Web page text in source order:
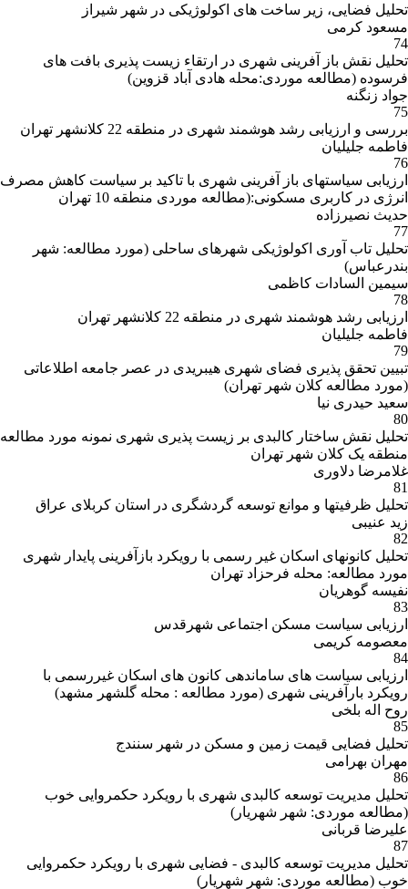
تحلیل فضایی، زیر ساخت های اکولوژیکی در شهر شیراز
مسعود کرمی
74
تحلیل نقش باز آفرینی شهری در ارتقاء زیست پذیری بافت های
فرسوده (مطالعه موردی:محله هادی آباد قزوین)
جواد زنگنه
75
بررسی و ارزیابی رشد هوشمند شهری در منطقه 22 کلانشهر تهران
فاطمه جلیلیان
76
ارزیابی سیاستهای باز آفرینی شهری با تاکید بر سیاست کاهش مصرف
انرژی در کاربری مسکونی:(مطالعه موردی منطقه 10 تهران
حدیث نصیرزاده
77
تحلیل تاب آوری اکولوژیکی شهرهای ساحلی (مورد مطالعه: شهر
بندرعباس)
سیمین السادات کاظمی
78
ارزیابی رشد هوشمند شهری در منطقه 22 کلانشهر تهران
فاطمه جلیلیان
79
تبیین تحقق پذیری فضای شهری هیبریدی در عصر جامعه اطلاعاتی
(مورد مطالعه کلان شهر تهران)
سعید حیدری نیا
80
تحلیل نقش ساختار کالبدی بر زیست پذیری شهری نمونه مورد مطالعه
منطقه یک کلان شهر تهران
غلامرضا دلاوری
81
تحلیل ظرفیتها و موانع توسعه گردشگری در استان کربلای عراق
زید عنیبی
82
تحلیل کانونهای اسکان غیر رسمی با رویکرد بازآفرینی پایدار شهری
مورد مطالعه: محله فرحزاد تهران
نفیسه گوهریان
83
ارزیابی سیاست مسکن اجتماعی شهرقدس
معصومه کریمی
84
ارزیابی سیاست های ساماندهی کانون های اسکان غیررسمی با
رویکرد بارآفرینی شهری (مورد مطالعه : محله گلشهر مشهد)
روح اله بلخی
85
تحلیل فضایی قیمت زمین و مسکن در شهر سنندج
مهران بهرامی
86
تحلیل مدیریت توسعه کالبدی شهری با رویکرد حکمروایی خوب
(مطالعه موردی: شهر شهریار)
علیرضا قربانی
87
تحلیل مدیریت توسعه کالبدی - فضایی شهری با رویکرد حکمروایی
خوب (مطالعه موردی: شهر شهریار)